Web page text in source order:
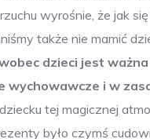
wyrośnie, że jak
także nie mamić
dzieci jest
wychowawcze i w
tej magicznej
było czymś